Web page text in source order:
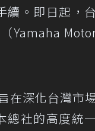
續。即日起，
Yamaha
在深化台灣市
總社的高度統